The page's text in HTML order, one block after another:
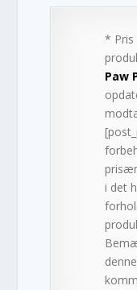
*
Paw
i det